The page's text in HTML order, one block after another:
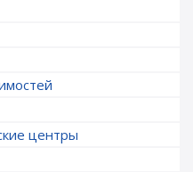
центры